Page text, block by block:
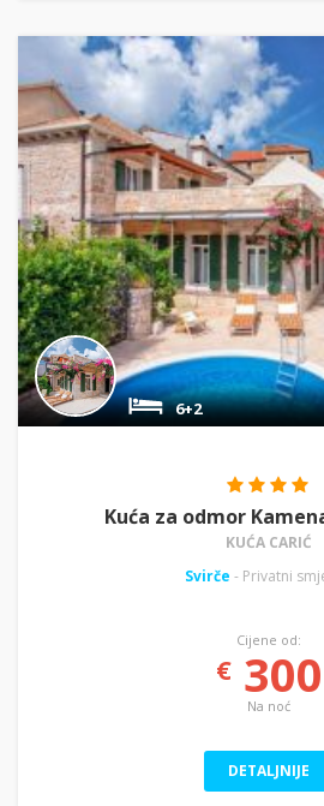
6+2
Kuća za odmor
KUĆA CARIĆ
Svirče - Privatni
Cijene od:
€300
Na noć
DETALJNIJE